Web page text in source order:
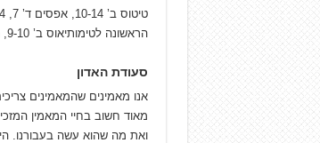
הראשונה לטימותיאוס ב’ 9-10, הראשונה לקורינתים ג’ 13-15
סעודת האדון
אנו מאמינים שהמאמינים
מאוד חשוב בחיי המאמין
ואת מה שהוא עשה בעבורנו.